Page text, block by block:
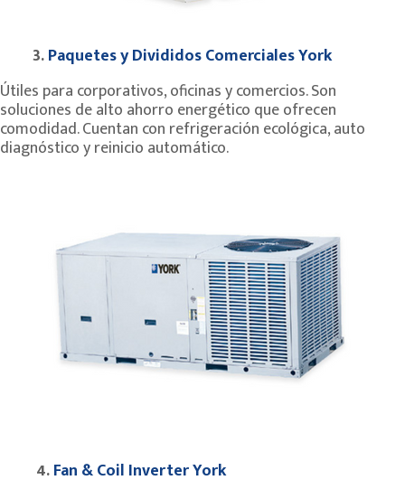
3.Paquetes y Divididos Comerciales York
Útiles para corporativos, oficinas y comercios. Son
soluciones de alto ahorro energético que ofrecen
comodidad. Cuentan con refrigeración ecológica, auto
diagnóstico y reinicio automático.
4.Fan & Coil Inverter York